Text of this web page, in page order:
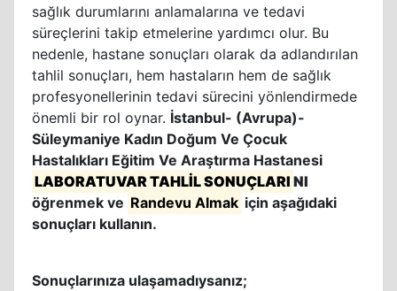
sağlık durumlarını anlamalarına ve tedavi
süreçlerini takip etmelerine yardımcı olur. Bu
nedenle, hastane sonuçları olarak da adlandırılan
tahlil sonuçları, hem hastaların hem de sağlık
profesyonellerinin tedavi sürecini yönlendirmede
önemli bir rol oynar. İstanbul- (Avrupa)-
Süleymaniye Kadın Doğum Ve Çocuk
Hastalıkları Eğitim Ve Araştırma Hastanesi
LABORATUVAR TAHLİL SONUÇLARI NI
öğrenmek ve Randevu Almak için aşağıdaki
sonuçları kullanın.
Sonuçlarınıza ulaşamadıysanız;